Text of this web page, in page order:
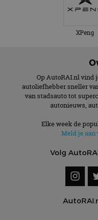
XPeng
Op AutoRAI.nl vind
autoliefhebber sneller
van stadsauto tot
autonieuws,
Elke week de
Meld je aan
Volg